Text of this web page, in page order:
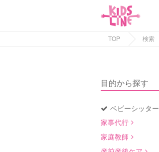
TOP 検索
目的から探す
ベビーシッター
家事代行
家庭教師